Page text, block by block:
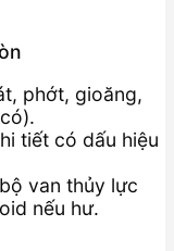
phớt, gioăng,
tiết có dấu hiệu
van thủy lực
nếu hư.